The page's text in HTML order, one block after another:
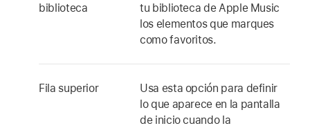
biblioteca
tu biblioteca de Apple Music
los elementos que marques
como favoritos.
Fila superior
Usa esta opción para definir
lo que aparece en la pantalla
de inicio cuando la